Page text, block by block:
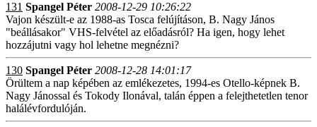
131 Spangel Péter 2008-12-29 10:26:22
Vajon készült-e az 1988-as Tosca felújításon, B. Nagy János
"beállásakor" VHS-felvétel az előadásról? Ha igen, hogy lehet
hozzájutni vagy hol lehetne megnézni?
130 Spangel Péter 2008-12-28 14:01:17
Örültem a nap képében az emlékezetes, 1994-es Otello-képnek B.
Nagy Jánossal és Tokody Ilonával, talán éppen a felejthetetlen tenor
halálévfordulóján.